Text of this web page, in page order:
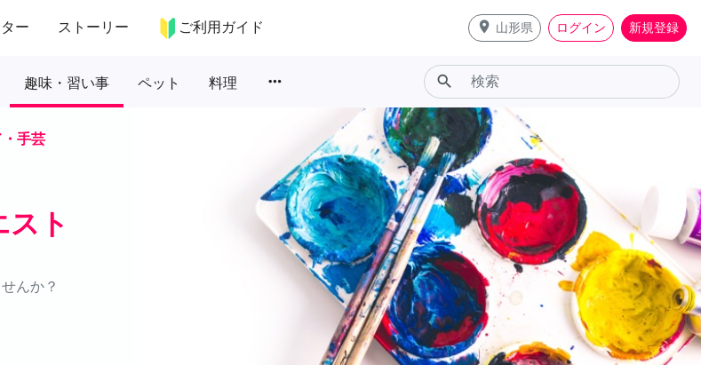
ー ストーリー ご利用ガイド place 山形県 ログイン 新規登録
趣味・習い事 ペット 料理 more_horiz search
手芸
ト
んか？